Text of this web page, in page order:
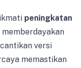
peningkatan
memberdayakan
versi
memastikan